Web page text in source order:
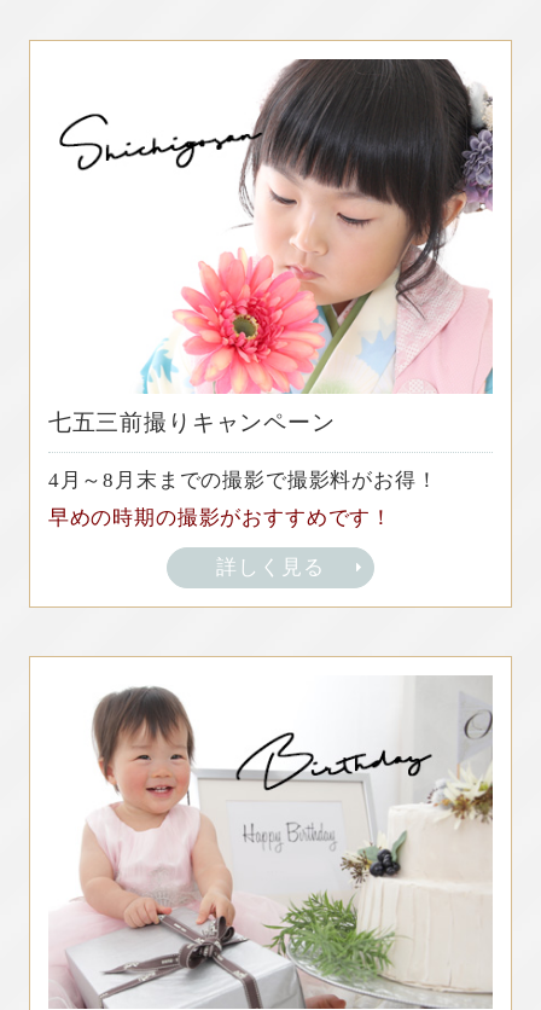
七五三前撮りキャンペーン
4月～8月末までの撮影で撮影料がお得！
早めの時期の撮影がおすすめです！
詳しく見る